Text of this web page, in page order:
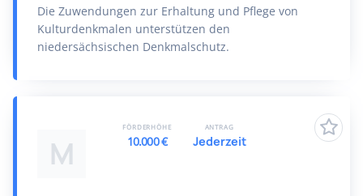
Die Zuwendungen zur Erhaltung und Pflege von
Kulturdenkmalen unterstützen den
niedersächsischen Denkmalschutz.
M
FÖRDERHÖHE
10.000 €
ANTRAG
Jederzeit